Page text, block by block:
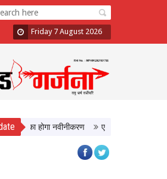
Friday 7 August 2026
का होगा नवीनीकरण एमपी टूरिज्म बोर्ड और टाटा